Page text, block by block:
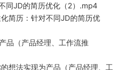
同JD的简历优化（2）.mp4
简历：针对不同JD的简历优
品（产品经理、工作流推
想法实现为产品（产品经理、工